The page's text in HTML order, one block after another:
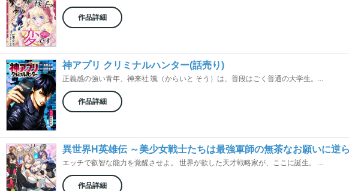
作品詳細
神アプリ クリミナルハンター(話売り)
正義感の強い青年、神来社 颯（からいと そう）は、普段はごく普通の大学生。...
作品詳細
異世界H英雄伝 ～美少女戦士たちは最強軍師の無茶なお願いに逆
エッチで叡智な能力を覚醒させよ。 世界が欲した天才戦略家が、ここに誕生。 ...
作品詳細